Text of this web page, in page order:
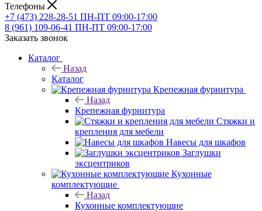
Телефоны
+7 (473) 228-28-51 ПН-ПТ 09:00-17:00
8 (961) 109-06-41 ПН-ПТ 09:00-17:00
Заказать звонок
Каталог
Назад
Каталог
Крепежная фурнитура
Назад
Крепежная фурнитура
Стяжки и
крепления для мебели
Навесы для шкафов
Заглушки
эксцентриков
Кухонные
комплектующие
Назад
Кухонные комплектующие